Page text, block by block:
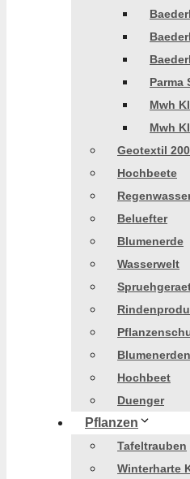
Parma
Mwh
Mwh
Geotextil
Hochbeete
Beluefter
Blumenerde
Wasserwelt
Blumenerden
Hochbeet
Duenger
Pflanzen
Tafeltrauben
Winterharte